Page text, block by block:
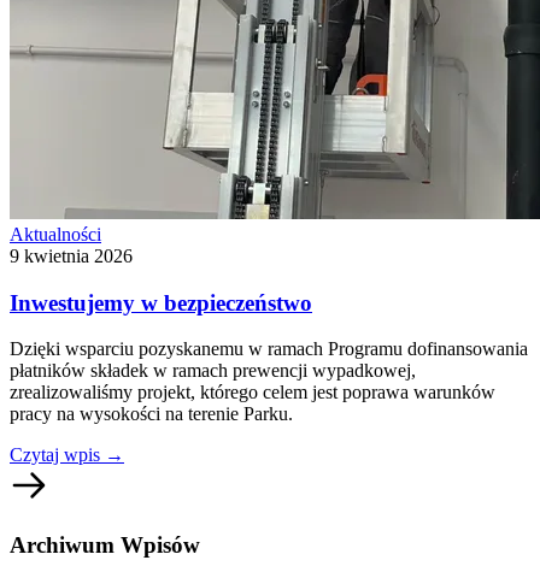
Aktualności
9 kwietnia 2026
Inwestujemy w bezpieczeństwo
Dzięki wsparciu pozyskanemu w ramach Programu dofinansowania
płatników składek w ramach prewencji wypadkowej,
zrealizowaliśmy projekt, którego celem jest poprawa warunków
pracy na wysokości na terenie Parku.
Czytaj wpis →
Archiwum Wpisów